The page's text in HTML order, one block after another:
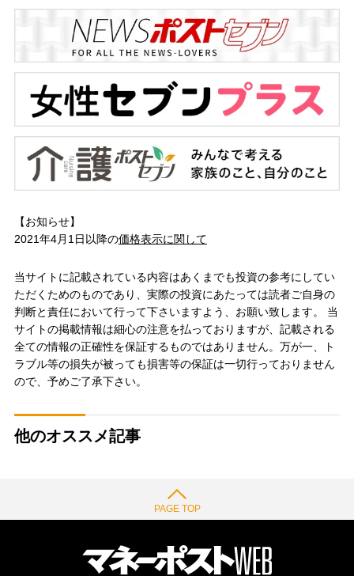
【お知らせ】
2021年4月1日以降の価格表示に関して
当サイトに記載されている内容はあくまでも投資の参考にしてい
ただくためのものであり、実際の投資にあたっては読者ご自身の
判断と責任において行って下さいますよう、お願い致します。 当
サイトの掲載情報は細心の注意を払っておりますが、記載される
全ての情報の正確性を保証するものではありません。万が一、ト
ラブル等の損失が被っても損害等の保証は一切行っておりません
ので、予めご了承下さい。
他のオススメ記事
PAGE TOP